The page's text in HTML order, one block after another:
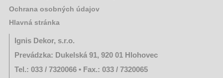
Ochrana osobných údajov
Hlavná stránka
Ignis Dekor, s.r.o.
Prevádzka: Dukelská 91, 920 01 Hlohovec
Tel.: 033 / 7320066 • Fax.: 033 / 7320065